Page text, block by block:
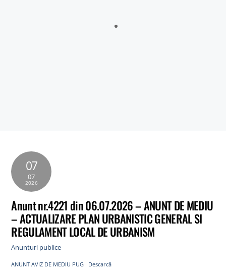
din Judetul Vâlcea , proprietarii sau detinățorii acestora, precum
07
07
2026
Anunt nr.4221 din 06.07.2026 – ANUNT DE MEDIU
– ACTUALIZARE PLAN URBANISTIC GENERAL SI
REGULAMENT LOCAL DE URBANISM
Anunturi publice
ANUNT AVIZ DE MEDIU PUG Descarcă